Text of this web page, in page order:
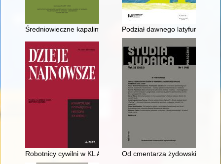
Średniowieczne kapaliny z ziem polskich na tle europejskim -
Podział dawnego latyfundium
Robotnicy cywilni w KL Auschwitz w latach 1940-1945
Od cmentarza żydowskiego po